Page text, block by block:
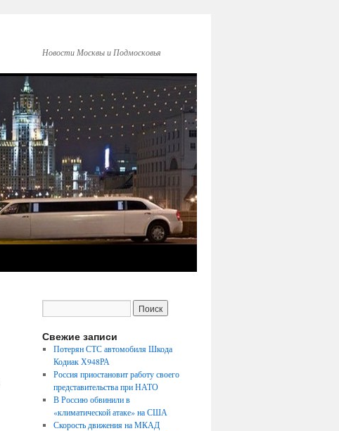
Новости Москвы и Подмосковья
Свежие записи
Потерян СТС автомобиля Шкода
Кодиак Х948РА
Россия приостановит работу своего
представительства при НАТО
В Россию обвинили в
«климатической атаке» на США
Скорость движения на МКАД